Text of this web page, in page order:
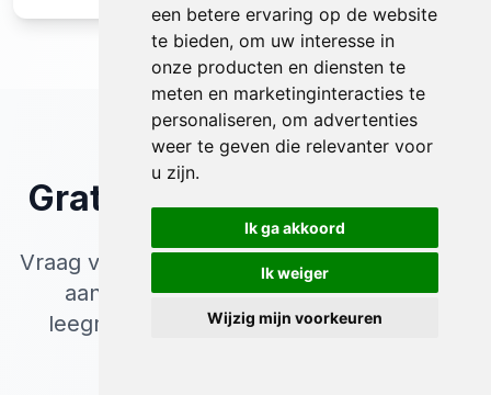
een betere ervaring op de website
te bieden, om uw interesse in
onze producten en diensten te
meten en marketinginteracties te
personaliseren, om advertenties
weer te geven die relevanter voor
u zijn.
Ik ga akkoord
Ik weiger
Wijzig mijn voorkeuren
Gratis OfferteAanvragen
Vraag vandaag nog een vrijblijvende offerte
aan voor inboedel opruimen & huis
leegmaken in Etterbeek. Wij reageren